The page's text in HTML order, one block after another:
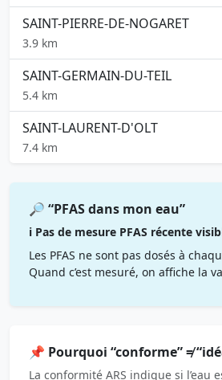
SAINT-PIERRE-DE-NOGARET
3.9 km
SAINT-GERMAIN-DU-TEIL
5.4 km
SAINT-LAURENT-D'OLT
7.4 km
🔎 “PFAS dans mon eau”
ℹ️ Pas de mesure PFAS récente
Les PFAS ne sont pas dosés à
Quand c’est mesuré, on affiche la
📌 Pourquoi “conforme” ≠
La conformité ARS indique si l’eau